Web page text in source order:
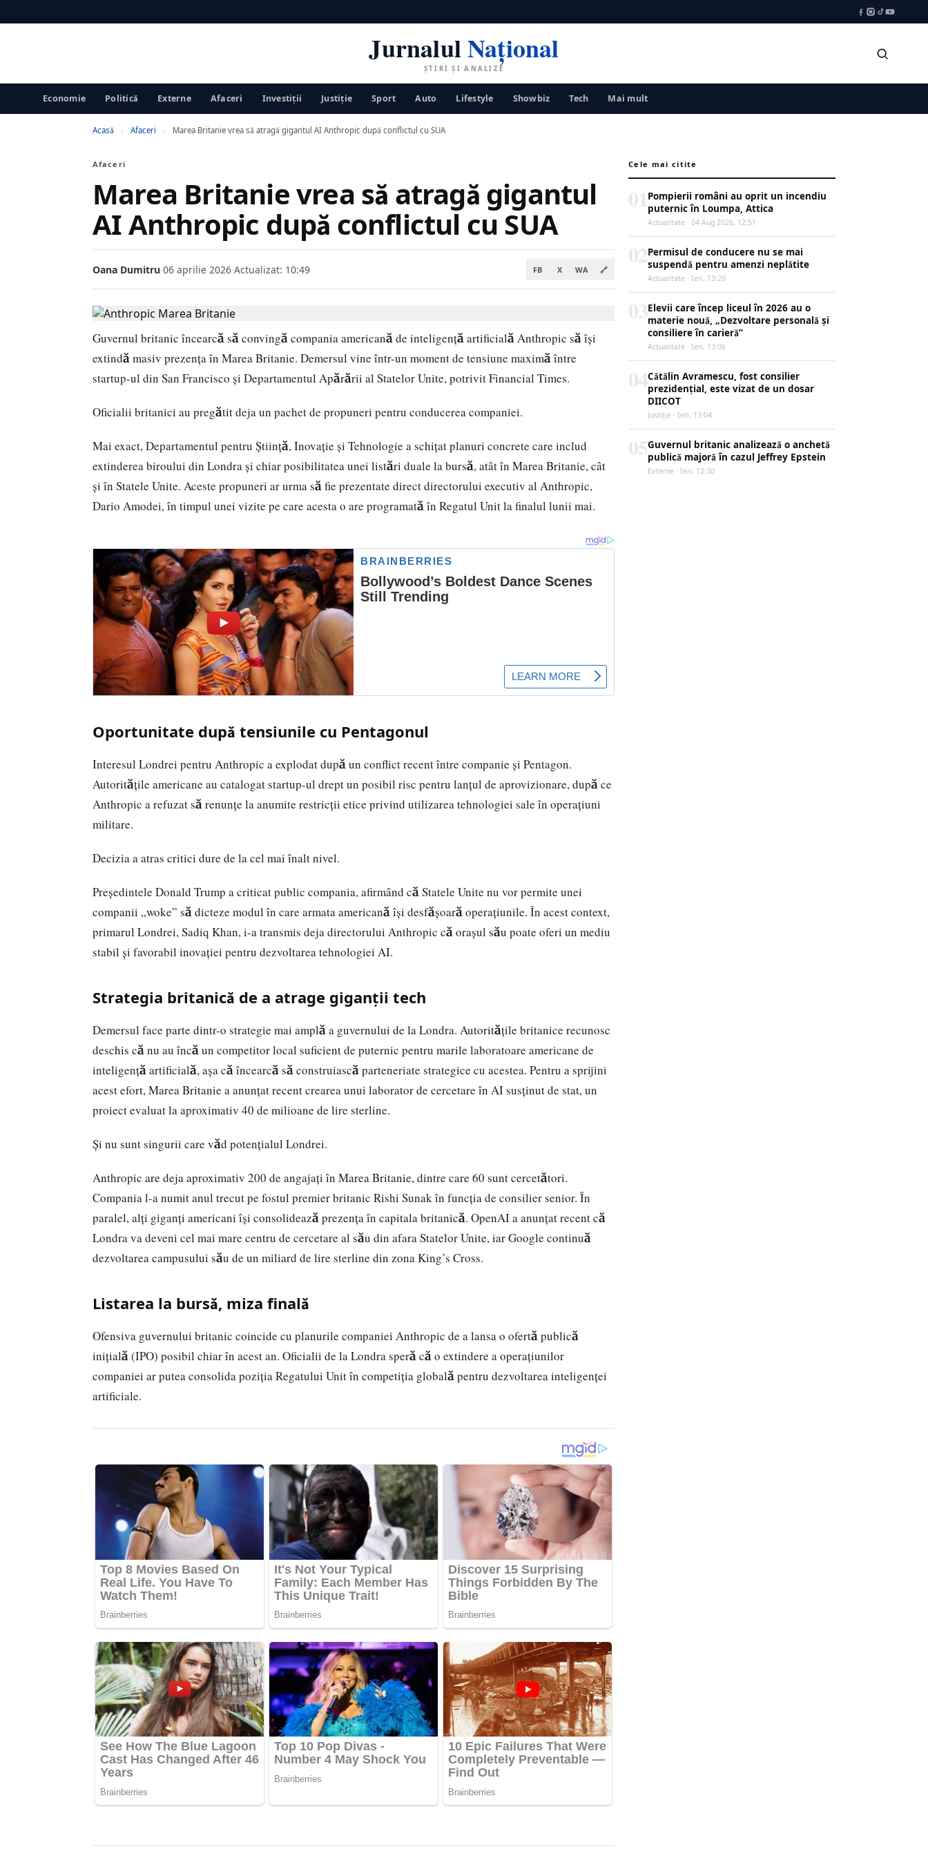
JurnalulNațional
ȘTIRI ȘI ANALIZE
Economie Politică Externe Afaceri Investiții Justiţie Sport Auto Lifestyle Showbiz Tech Mai mult
Acasă › Afaceri › Marea Britanie vrea să atragă gigantul AI Anthropic după conflictul cu SUA
Afaceri
Marea Britanie vrea să atragă gigantul
AI Anthropic după conflictul cu SUA
Oana Dumitru·06 aprilie 2026·Actualizat: 10:49 FB X WA 🔗
Guvernul britanic încearcă să convingă compania americană de inteligență artificială Anthropic să își
extindă masiv prezența în Marea Britanie. Demersul vine într-un moment de tensiune maximă între
startup-ul din San Francisco și Departamentul Apărării al Statelor Unite, potrivit Financial Times.
Oficialii britanici au pregătit deja un pachet de propuneri pentru conducerea companiei.
Mai exact, Departamentul pentru Știință, Inovație și Tehnologie a schițat planuri concrete care includ
extinderea biroului din Londra și chiar posibilitatea unei listări duale la bursă, atât în Marea Britanie, cât
și în Statele Unite. Aceste propuneri ar urma să fie prezentate direct directorului executiv al Anthropic,
Dario Amodei, în timpul unei vizite pe care acesta o are programată în Regatul Unit la finalul lunii mai.
Oportunitate după tensiunile cu Pentagonul
Interesul Londrei pentru Anthropic a explodat după un conflict recent între companie și Pentagon.
Autoritățile americane au catalogat startup-ul drept un posibil risc pentru lanțul de aprovizionare, după ce
Anthropic a refuzat să renunțe la anumite restricții etice privind utilizarea tehnologiei sale în operațiuni
militare.
Decizia a atras critici dure de la cel mai înalt nivel.
Președintele Donald Trump a criticat public compania, afirmând că Statele Unite nu vor permite unei
companii „woke” să dicteze modul în care armata americană își desfășoară operațiunile. În acest context,
primarul Londrei, Sadiq Khan, i-a transmis deja directorului Anthropic că orașul său poate oferi un mediu
stabil și favorabil inovației pentru dezvoltarea tehnologiei AI.
Strategia britanică de a atrage giganții tech
Demersul face parte dintr-o strategie mai amplă a guvernului de la Londra. Autoritățile britanice recunosc
deschis că nu au încă un competitor local suficient de puternic pentru marile laboratoare americane de
inteligență artificială, așa că încearcă să construiască parteneriate strategice cu acestea. Pentru a sprijini
acest efort, Marea Britanie a anunțat recent crearea unui laborator de cercetare în AI susținut de stat, un
proiect evaluat la aproximativ 40 de milioane de lire sterline.
Și nu sunt singurii care văd potențialul Londrei.
Anthropic are deja aproximativ 200 de angajați în Marea Britanie, dintre care 60 sunt cercetători.
Compania l-a numit anul trecut pe fostul premier britanic Rishi Sunak în funcția de consilier senior. În
paralel, alți giganți americani își consolidează prezența în capitala britanică. OpenAI a anunțat recent că
Londra va deveni cel mai mare centru de cercetare al său din afara Statelor Unite, iar Google continuă
dezvoltarea campusului său de un miliard de lire sterline din zona King’s Cross.
Listarea la bursă, miza finală
Ofensiva guvernului britanic coincide cu planurile companiei Anthropic de a lansa o ofertă publică
inițială (IPO) posibil chiar în acest an. Oficialii de la Londra speră că o extindere a operațiunilor
companiei ar putea consolida poziția Regatului Unit în competiția globală pentru dezvoltarea inteligenței
artificiale.
Cele mai citite
Pompierii români au oprit un incendiu
puternic în Loumpa, Attica
Actualitate · 04 Aug 2026, 12:51
Permisul de conducere nu se mai
suspendă pentru amenzi neplătite
Actualitate · Ieri, 13:20
Elevii care încep liceul în 2026 au o
materie nouă, „Dezvoltare personală și
consiliere în carieră”
Actualitate · Ieri, 13:06
Cătălin Avramescu, fost consilier
prezidențial, este vizat de un dosar
DIICOT
Justiţie · Ieri, 13:04
Guvernul britanic analizează o anchetă
publică majoră în cazul Jeffrey Epstein
Externe · Ieri, 12:30